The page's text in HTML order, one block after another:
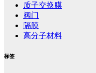
质子交换膜
阀门
隔膜
高分子材料
标签